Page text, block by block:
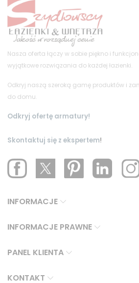
Nasza oferta łączy w sobie piękno i
wyjątkowe rozwiązania do każdej łazienki.
Odkryj naszą szeroką gamę produktów i
do domu.
Odkryj ofertę armatury!
Skontaktuj się z ekspertem!
INFORMACJE
INFORMACJE PRAWNE
PANEL KLIENTA
KONTAKT